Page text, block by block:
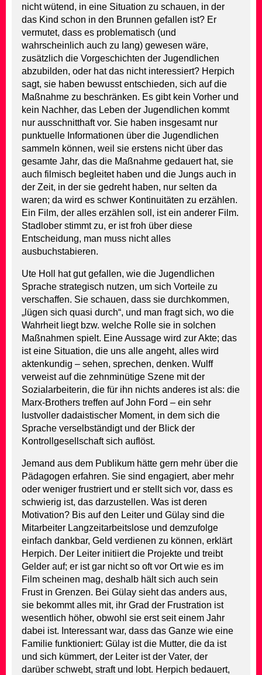
nicht wütend, in eine Situation zu schauen, in der
das Kind schon in den Brunnen gefallen ist? Er
vermutet, dass es problematisch (und
wahrscheinlich auch zu lang) gewesen wäre,
zusätzlich die Vorgeschichten der Jugendlichen
abzubilden, oder hat das nicht interessiert? Herpich
sagt, sie haben bewusst entschieden, sich auf die
Maßnahme zu beschränken. Es gibt kein Vorher und
kein Nachher, das Leben der Jugendlichen kommt
nur ausschnitthaft vor. Sie haben insgesamt nur
punktuelle Informationen über die Jugendlichen
sammeln können, weil sie erstens nicht über das
gesamte Jahr, das die Maßnahme gedauert hat, sie
auch filmisch begleitet haben und die Jungs auch in
der Zeit, in der sie gedreht haben, nur selten da
waren; da wird es schwer Kontinuitäten zu erzählen.
Ein Film, der alles erzählen soll, ist ein anderer Film.
Stadlober stimmt zu, er ist froh über diese
Entscheidung, man muss nicht alles
ausbuchstabieren.
Ute Holl hat gut gefallen, wie die Jugendlichen
Sprache strategisch nutzen, um sich Vorteile zu
verschaffen. Sie schauen, dass sie durchkommen,
„lügen sich quasi durch“, und man fragt sich, wo die
Wahrheit liegt bzw. welche Rolle sie in solchen
Maßnahmen spielt. Eine Aussage wird zur Akte; das
ist eine Situation, die uns alle angeht, alles wird
aktenkundig – sehen, sprechen, denken. Wulff
verweist auf die zehnminütige Szene mit der
Sozialarbeiterin, die für ihn nichts anderes ist als: die
Marx-Brothers treffen auf John Ford – ein sehr
lustvoller dadaistischer Moment, in dem sich die
Sprache verselbständigt und der Blick der
Kontrollgesellschaft sich auflöst.
Jemand aus dem Publikum hätte gern mehr über die
Pädagogen erfahren. Sie sind engagiert, aber mehr
oder weniger frustriert und er stellt sich vor, dass es
schwierig ist, das darzustellen. Was ist deren
Motivation? Bis auf den Leiter und Gülay sind die
Mitarbeiter Langzeitarbeitslose und demzufolge
einfach dankbar, Geld verdienen zu können, erklärt
Herpich. Der Leiter initiiert die Projekte und treibt
Gelder auf; er ist gar nicht so oft vor Ort wie es im
Film scheinen mag, deshalb hält sich auch sein
Frust in Grenzen. Bei Gülay sieht das anders aus,
sie bekommt alles mit, ihr Grad der Frustration ist
wesentlich höher, obwohl sie erst seit einem Jahr
dabei ist. Interessant war, dass das Ganze wie eine
Familie funktioniert: Gülay ist die Mutter, die da ist
und sich kümmert, der Leiter ist der Vater, der
darüber schwebt, straft und lobt. Herpich bedauert,